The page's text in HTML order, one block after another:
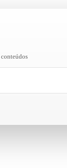
conteúdos